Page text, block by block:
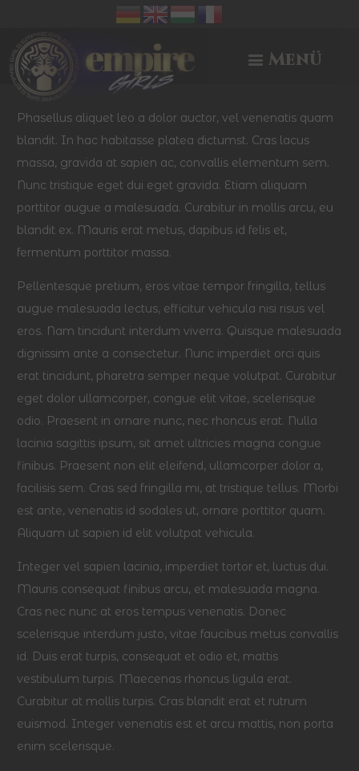
Menü
Phasellus aliquet leo a dolor auctor, vel venenatis quam
blandit. In hac habitasse platea dictumst. Cras lacus
massa, gravida at sapien ac, convallis elementum sem.
Nunc tristique eget dui eget gravida. Etiam aliquam
porttitor augue a malesuada. Curabitur in mollis arcu, eu
blandit ex. Mauris erat metus, dapibus id felis et,
fermentum porttitor massa.
Pellentesque pretium, eros vitae tempor fringilla, tellus
augue malesuada lectus, efficitur vehicula nisi risus vel
eros. Nam tincidunt interdum viverra. Quisque malesuada
dignissim ante a consectetur. Nunc imperdiet orci quis
erat tincidunt, pharetra semper neque volutpat. Curabitur
eget dolor ullamcorper, congue elit vitae, scelerisque
odio. Praesent in ornare nunc, nec rhoncus erat. Nulla
lacinia sagittis ipsum, sit amet ultricies magna congue
finibus. Praesent non elit eleifend, ullamcorper dolor a,
facilisis sem. Cras sed fringilla mi, at tristique tellus. Morbi
est ante, venenatis id sodales ut, ornare porttitor quam.
Aliquam ut sapien id elit volutpat vehicula.
Integer vel sapien lacinia, imperdiet tortor et, luctus dui.
Mauris consequat finibus arcu, et malesuada magna.
Cras nec nunc at eros tempus venenatis. Donec
scelerisque interdum justo, vitae faucibus metus convallis
id. Duis erat turpis, consequat et odio et, mattis
vestibulum turpis. Maecenas rhoncus ligula erat.
Curabitur at mollis turpis. Cras blandit erat et rutrum
euismod. Integer venenatis est et arcu mattis, non porta
enim scelerisque.